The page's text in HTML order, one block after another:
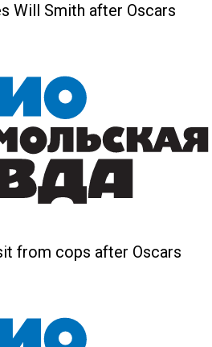
Will Smith after Oscars
from cops after Oscars